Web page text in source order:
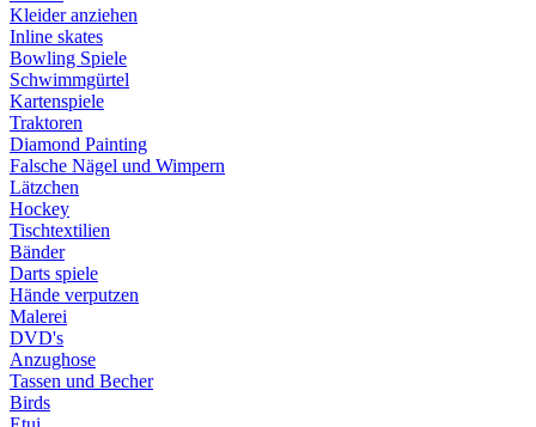
Kleider anziehen
Inline skates
Bowling Spiele
Schwimmgürtel
Kartenspiele
Traktoren
Diamond Painting
Falsche Nägel und Wimpern
Lätzchen
Hockey
Tischtextilien
Bänder
Darts spiele
Hände verputzen
Malerei
DVD's
Anzughose
Tassen und Becher
Birds